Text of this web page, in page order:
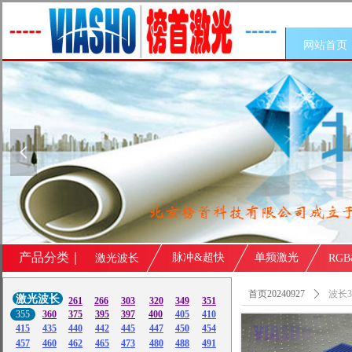
넳
网站首页
首页20240927 ꄲ 波长
261 266 303 320 349
351
355
360 375 395 397 400 405
410
415
435 440 442 445 447 450
454
491
488
480
473
465
462
460
457
激光波长
产品分类｜ 激光波长 脉冲&超快 单频激光